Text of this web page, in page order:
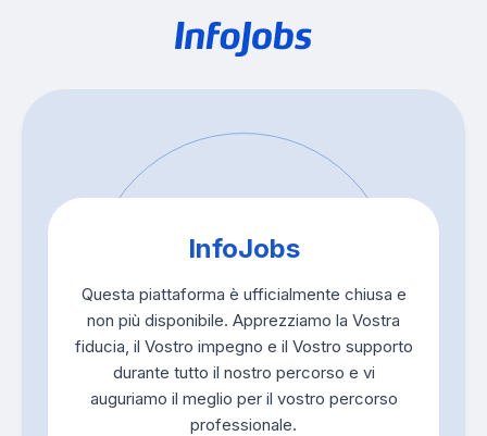
InfoJobs
Questa piattaforma è ufficialmente chiusa e
non più disponibile. Apprezziamo la Vostra
fiducia, il Vostro impegno e il Vostro supporto
durante tutto il nostro percorso e vi
auguriamo il meglio per il vostro percorso
professionale.